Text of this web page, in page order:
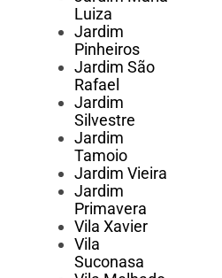
Luiza
Jardim
Pinheiros
Jardim São
Rafael
Jardim
Silvestre
Jardim
Tamoio
Jardim Vieira
Jardim
Primavera
Vila Xavier
Vila
Suconasa